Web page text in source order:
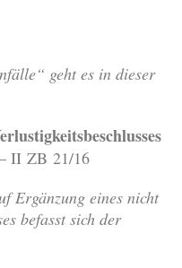
geht es in dieser
II ZB 21/16
Ergänzung eines nicht
befasst sich der